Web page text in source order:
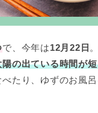
で、今年は12月22日
の出ている時間が
たり、ゆずのお風